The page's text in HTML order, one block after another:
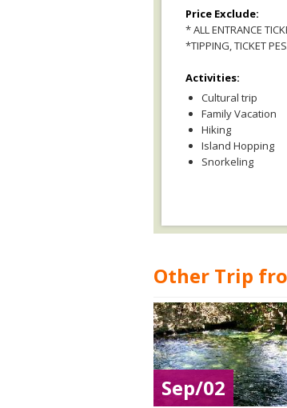
Price Exclude:
* ALL ENTRANCE
*TIPPING, TICKET
Activities:
Cultural trip
Family Vacation
Hiking
Island Hopping
Snorkeling
Other Trip
Sep/02